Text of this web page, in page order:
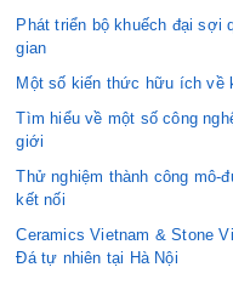
Phát triển bộ khuếch đại sợi
gian
Một số kiến thức hữu ích về
Tìm hiểu về một số công
giới
Thử nghiệm thành công mô-
kết nối
Ceramics Vietnam & Stone
Đá tự nhiên tại Hà Nội